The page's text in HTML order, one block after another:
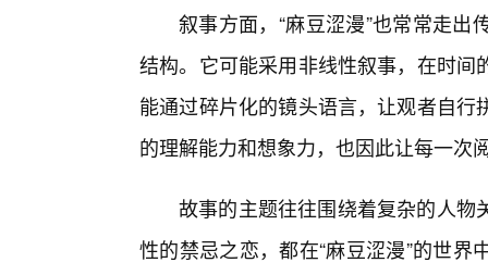
叙事方面，“麻豆涩漫”也常常走
结构。它可能采用非线性叙事，在时
能通过碎片化的镜头语言，让观者自
的理解能力和想象力，也因此让每一次
故事的主题往往围绕着复杂的人物
性的禁忌之恋，都在“麻豆涩漫”的世